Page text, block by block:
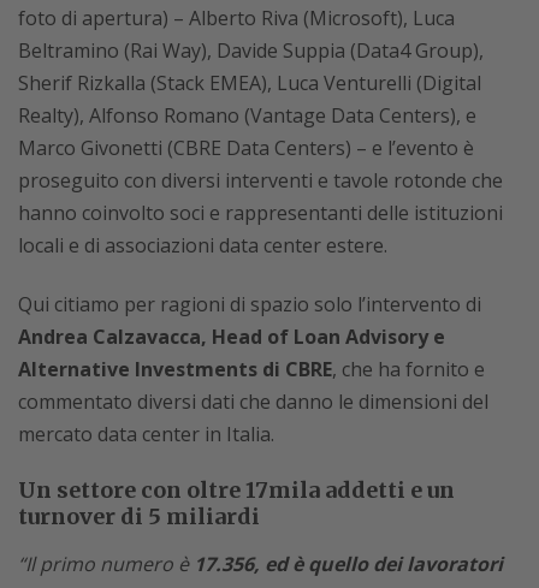
foto di apertura) – Alberto Riva (Microsoft), Luca
Beltramino (Rai Way), Davide Suppia (Data4 Group),
Sherif Rizkalla (Stack EMEA), Luca Venturelli (Digital
Realty), Alfonso Romano (Vantage Data Centers), e
Marco Givonetti (CBRE Data Centers) – e l’evento è
proseguito con diversi interventi e tavole rotonde che
hanno coinvolto soci e rappresentanti delle istituzioni
locali e di associazioni data center estere.
Qui citiamo per ragioni di spazio solo l’intervento di
Andrea Calzavacca, Head of Loan Advisory e
Alternative Investments di CBRE, che ha fornito e
commentato diversi dati che danno le dimensioni del
mercato data center in Italia.
Un settore con oltre 17mila addetti e un
turnover di 5 miliardi
“Il primo numero è 17.356, ed è quello dei lavoratori